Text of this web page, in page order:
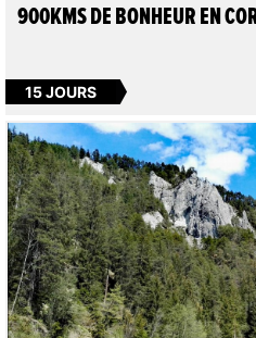
900KMS DE BONHEUR EN
15 JOURS